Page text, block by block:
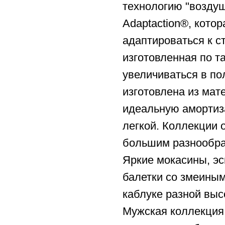
технологию
Adaptaction®,
адаптироваться к
изготовленная по
увеличиваться в
изготовлена из
идеальную
легкой. Коллекции
большим
Яркие мокасины,
балетки со
каблуке разной
Мужская